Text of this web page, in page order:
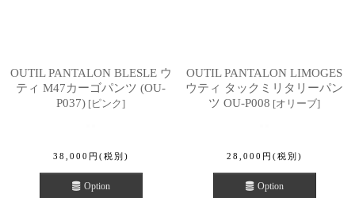
OUTIL PANTALON BLESLE ウ
ティ M47カーゴパンツ (OU-
P037) [ピンク]
38,000 円 (税別)
Option
OUTIL PANTALON LIMOGES
ウティ タックミリタリーパン
ツ OU-P008 [オリーブ]
28,000 円 (税別)
Option